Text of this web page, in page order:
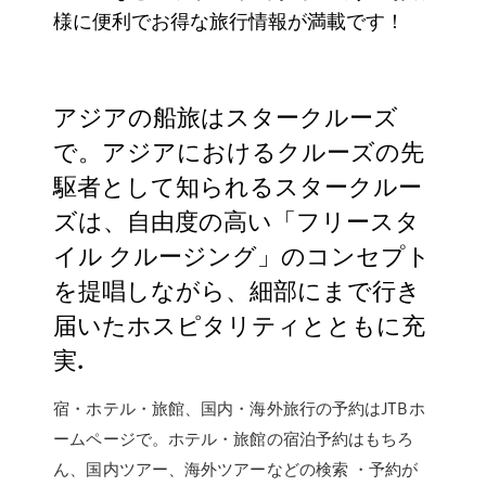
様に便利でお得な旅行情報が満載です！
アジアの船旅はスタークルーズ
で。アジアにおけるクルーズの先
駆者として知られるスタークルー
ズは、自由度の高い「フリースタ
イル クルージング」のコンセプト
を提唱しながら、細部にまで行き
届いたホスピタリティとともに充
実.
宿・ホテル・旅館、国内・海外旅行の予約はJTBホ
ームページで。ホテル・旅館の宿泊予約はもちろ
ん、国内ツアー、海外ツアーなどの検索 ・予約が